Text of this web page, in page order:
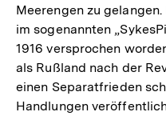
Meerengen zu
im sogenannten
1916 versprochen
als Rußland nach der
einen Separatfrieden
Handlungen